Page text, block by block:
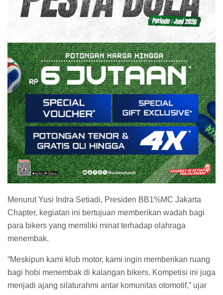
Menurut Yusi Indra Setiadi, Presiden BB1%MC Jakarta
Chapter, kegiatan ini bertujuan memberikan wadah bagi
para bikers yang memiliki minat terhadap olahraga
menembak.
“Meskipun kami klub motor, kami ingin memberikan ruang
bagi hobi menembak di kalangan bikers. Kompetisi ini juga
menjadi ajang silaturahmi antar komunitas otomotif,” ujar